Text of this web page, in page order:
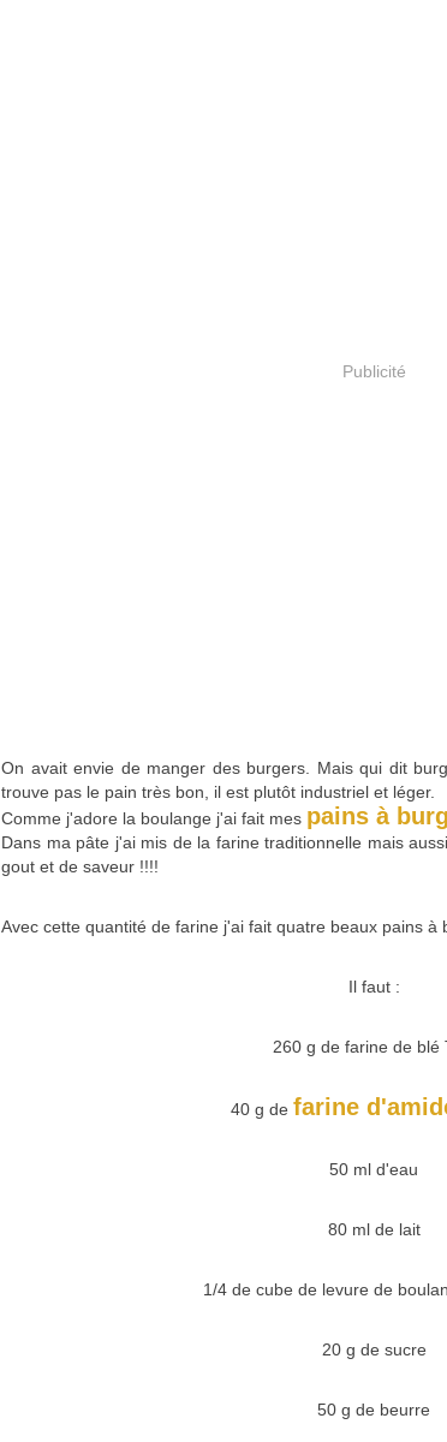
Publicité
On avait envie de manger des burgers. Mais qui dit
trouve pas le pain très bon, il est plutôt industriel et léger.
Comme j'adore la boulange j'ai fait mes pains à
Dans ma pâte j'ai mis de la farine traditionnelle mais
gout et de saveur !!!!
Avec cette quantité de farine j'ai fait quatre beaux pains à
Il faut :
260 g de farine de blé
40 g de farine
50 ml d'eau
80 ml de lait
1/4 de cube de levure de
20 g de sucre
50 g de beurre